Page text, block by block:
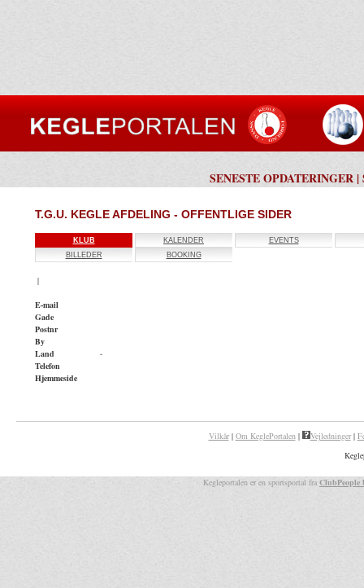
SENESTE OPDATERINGER |
T.G.U. KEGLE AFDELING - OFFENTLIGE SIDER
KLUB KALENDER
EVENTS
BILLEDER
BOOKING
|
E-mail
Gade
Postnr
By
Land
-
Telefon
Hjemmeside
Vilkår| Om KeglePortalen| Vejledninger|
Kegleportalen er en sportsportal fra ClubPeople